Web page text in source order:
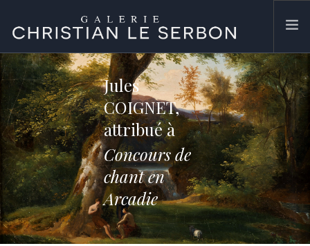
ACCUEIL
ŒUVRES
GALERIE
CONTACT
SEARCH SITE
Jules
COIGNET,
attribué à
Concours de
chant en
Arcadie